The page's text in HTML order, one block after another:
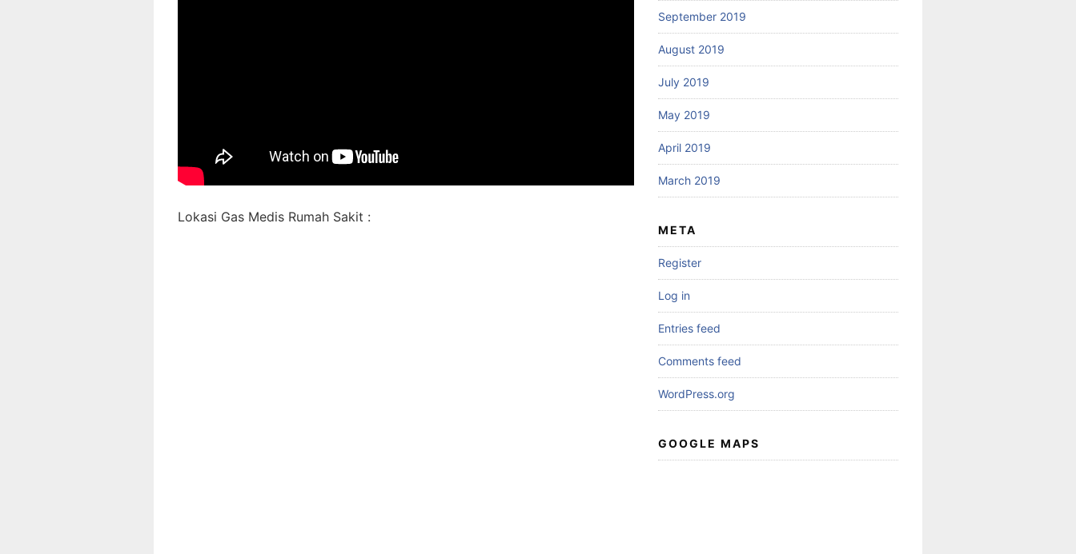
Lokasi Gas Medis Rumah Sakit :
September 2019
August 2019
July 2019
May 2019
April 2019
March 2019
META
Register
Log in
Entries feed
Comments feed
WordPress.org
GOOGLE MAPS